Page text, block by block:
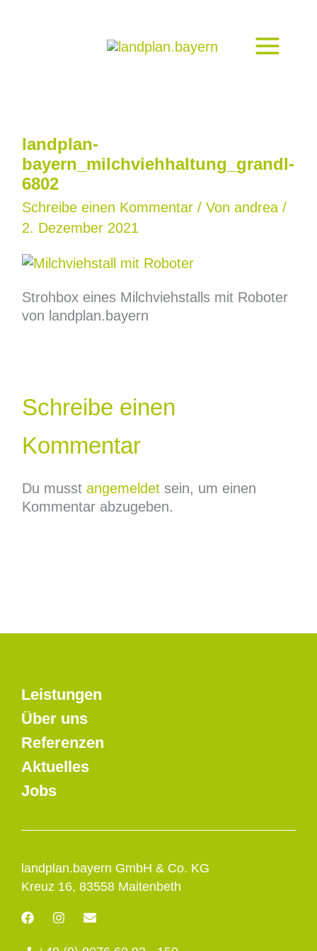
landplan-
bayern_milchviehhaltung_grandl-
6802
Schreibe einen Kommentar / Von andrea /
2. Dezember 2021
Strohbox eines Milchviehstalls mit Roboter
von landplan.bayern
Schreibe einen
Kommentar
Du musst angemeldetsein, um einen
Kommentar abzugeben.
landplan.bayern GmbH & Co. KG
Kreuz 16, 83558 Maitenbeth
F
a
I
n
E
Leistungen
Über uns
Referenzen
Aktuelles
Jobs